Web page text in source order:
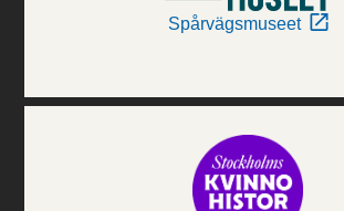
Spårvägsmuseet